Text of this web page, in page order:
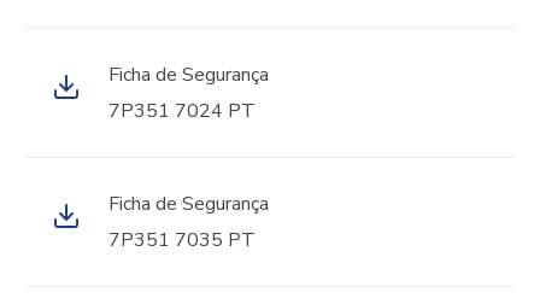
Ficha de Segurança
7P351 7024 PT
Ficha de Segurança
7P351 7035 PT